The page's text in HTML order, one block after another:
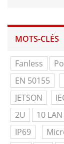
MOTS-CLÉS
Fanless
EN 50155
JETSON
2U
10 LAN
IP69